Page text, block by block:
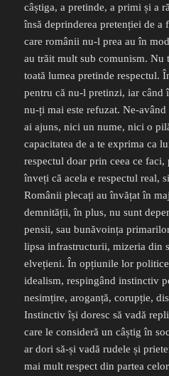
câștiga, a pretinde, a primi și a
însă deprinderea pretenției de a
care românii nu-l prea au în
au trăit mult sub comunism. Nu
toată lumea pretinde respectul.
pentru că nu-l pretinzi, iar când
nu-ți mai este refuzat. Ne-
ai ajuns, nici un nume, nici o
capacitatea de a te exprima ca
respectul doar prin ceea ce
înveți că acela e respectul real,
Românii plecați au învățat în
demnității, în plus, nu sunt
pensii, sau bunăvoința
lipsa infrastructurii, mizeria din
elvețieni. În opțiunile lor
idealism, respingând instinctiv
nesimțire, aroganță, corupție,
Instinctiv își doresc să vadă
care le consideră un câștig în
ar dori să-și vadă rudele și
mai mult respect din partea